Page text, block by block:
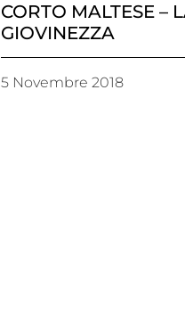
CORTO MALTESE –
GIOVINEZZA
5 Novembre 2018